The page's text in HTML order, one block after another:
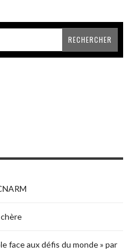
face aux défis du monde » par